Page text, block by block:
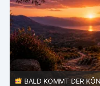
BALD KOMMT DER